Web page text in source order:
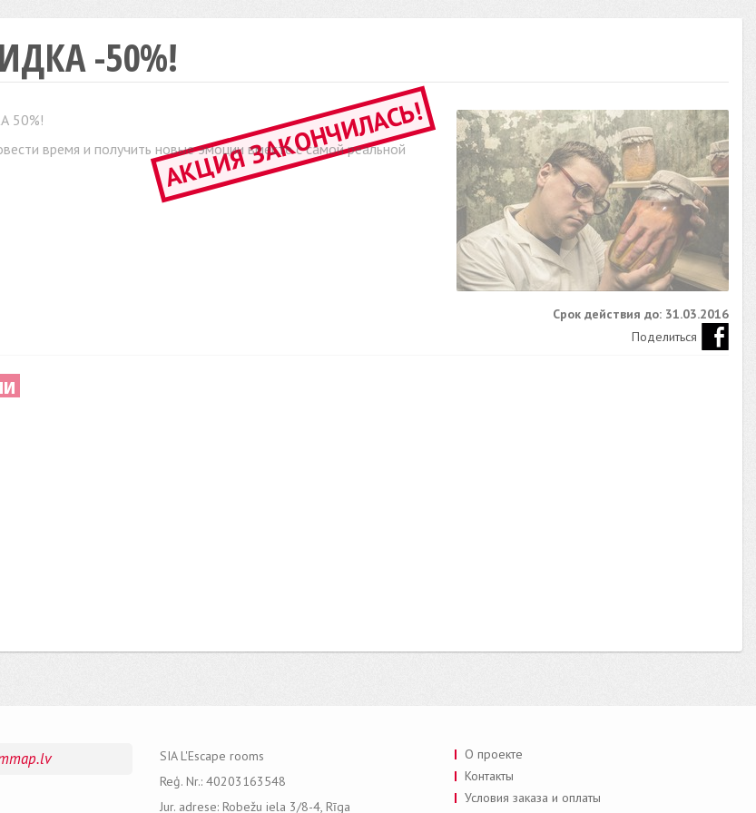
-50%!
АКЦИЯ ЗАКОНЧИЛАСЬ!
50%!
время и получить новые эмоции вместе с самой реальной
Срок действия до: 31.03.2016
Поделиться
SIA L'Escape rooms
Reģ. Nr.: 40203163548
Jur. adrese: Robežu iela 3/8-4, Rīga
О проекте
Контакты
Условия заказа и оплаты